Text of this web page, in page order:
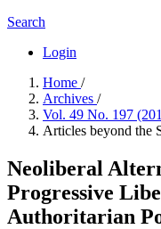
Search
Login
Home /
Archives /
Vol. 49 No. 197
Articles beyond the
Neoliberal
Progressive
Authoritarian